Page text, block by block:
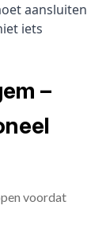
aansluiten
iets
–
voordat